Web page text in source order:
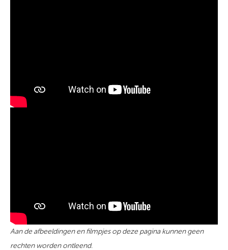
Aan de afbeeldingen en filmpjes op deze pagina kunnen geen
rechten worden ontleend.